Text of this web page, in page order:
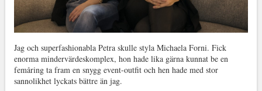
Jag och superfashionabla Petra skulle styla Michaela Forni. Fick
enorma mindervärdeskomplex, hon hade lika gärna kunnat be en
femåring ta fram en snygg event-outfit och hen hade med stor
sannolikhet lyckats bättre än jag.